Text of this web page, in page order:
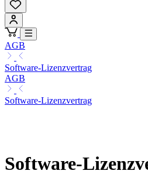
AGB
Software-Lizenzvertrag
AGB
Software-Lizenzvertrag
Software-